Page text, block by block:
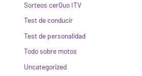
Sorteos cerQuo ITV
Test de conducir
Test de personalidad
Todo sobre motos
Uncategorized